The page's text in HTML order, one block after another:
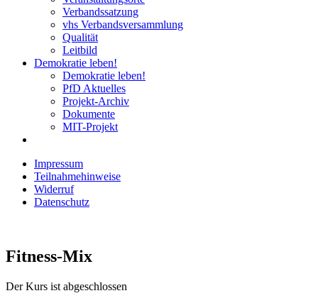
Verbandssatzung
vhs Verbandsversammlung
Qualität
Leitbild
Demokratie leben!
Demokratie leben!
PfD Aktuelles
Projekt-Archiv
Dokumente
MIT-Projekt
Impressum
Teilnahmehinweise
Widerruf
Datenschutz
Fitness-Mix
Der Kurs ist abgeschlossen